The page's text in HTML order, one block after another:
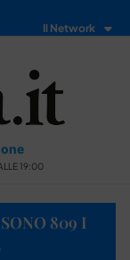
Il Network
19:00
809 I